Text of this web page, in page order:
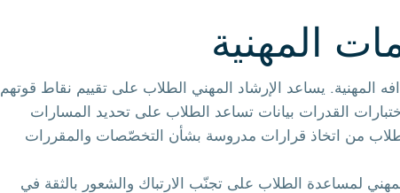
المهنية
المهنية. يساعد الإرشاد المهني الطلاب على تقييم نقاط قوتهم
القدرات بيانات تساعد الطلاب على تحديد المسارات
الطلاب من اتخاذ قرارات مدروسة بشأن التخصّصات والمقررات
لمساعدة الطلاب على تجنّب الارتباك والشعور بالثقة في